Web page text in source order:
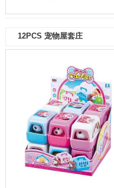
12PCS 宠物屋套庄